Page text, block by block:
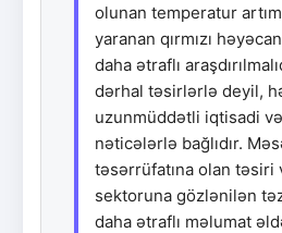
olunan temperatur
yaranan qırmızı
daha ətraflı
dərhal təsirlərlə deyil,
uzunmüddətli iqtisadi
nəticələrlə bağlıdır.
təsərrüfatına olan təsiri
sektoruna gözlənilən
daha ətraflı məlumat